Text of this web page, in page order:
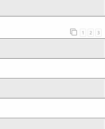
1 2 3